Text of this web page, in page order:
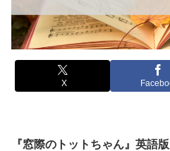
X
『窓際のトットちゃん』英語